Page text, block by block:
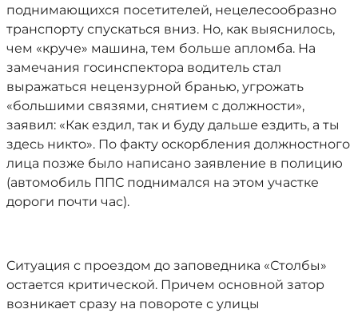
поднимающихся посетителей, нецелесообразно
транспорту спускаться вниз. Но, как выяснилось,
чем «круче» машина, тем больше апломба. На
замечания госинспектора водитель стал
выражаться нецензурной бранью, угрожать
«большими связями, снятием с должности»,
заявил: «Как ездил, так и буду дальше ездить, а ты
здесь никто». По факту оскорбления должностного
лица позже было написано заявление в полицию
(автомобиль ППС поднимался на этом участке
дороги почти час).
Ситуация с проездом до заповедника «Столбы»
остается критической. Причем основной затор
возникает сразу на повороте с улицы